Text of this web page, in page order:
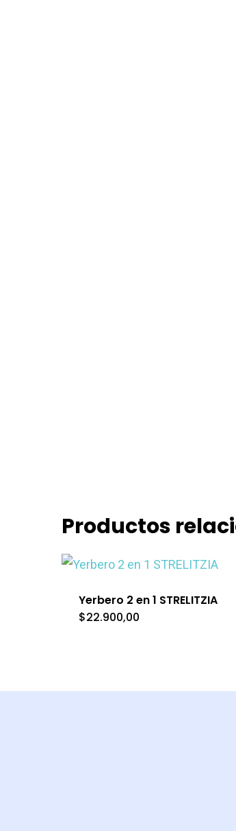
Productos
Yerbero 2 en 1 STRELITZIA
$22.900,00